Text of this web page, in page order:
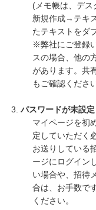
(メモ帳は、デ
新規作成→テキ
たテキストをダ
※弊社にご登録
スの場合、他の
があります。共
もご確認ください
パスワードが未設定
マイページを初
定していただく
お送りしている
ージにログイン
い場合や、招待
合は、お手数で
ください。